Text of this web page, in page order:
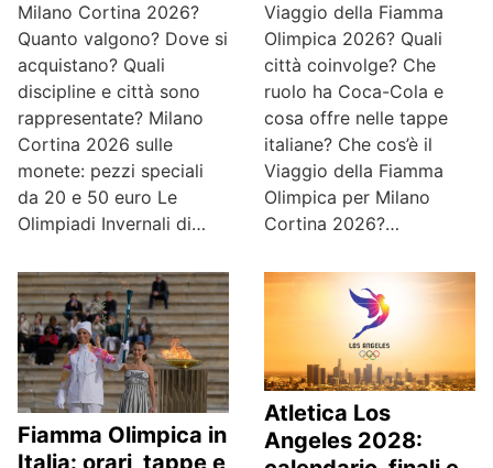
Milano Cortina 2026?
Quanto valgono? Dove si
acquistano? Quali
discipline e città sono
rappresentate? Milano
Cortina 2026 sulle
monete: pezzi speciali
da 20 e 50 euro Le
Olimpiadi Invernali di…
Viaggio della Fiamma
Olimpica 2026? Quali
città coinvolge? Che
ruolo ha Coca-Cola e
cosa offre nelle tappe
italiane? Che cos’è il
Viaggio della Fiamma
Olimpica per Milano
Cortina 2026?…
Fiamma Olimpica in
Italia: orari, tappe e
Atletica Los
Angeles 2028: